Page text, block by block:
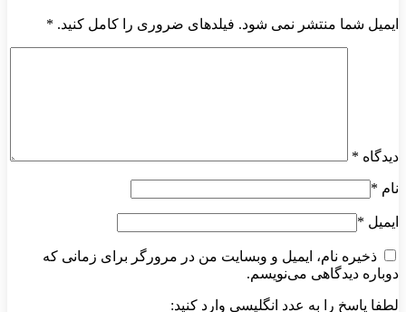
ایمیل شما منتشر نمی شود. فیلدهای ضروری را کامل کنید. *
دیدگاه *
نام *
ایمیل *
ذخیره نام، ایمیل و وبسایت من در مرورگر برای زمانی که
دوباره دیدگاهی می‌نویسم.
لطفا پاسخ را به عدد انگلیسی وارد کنید: